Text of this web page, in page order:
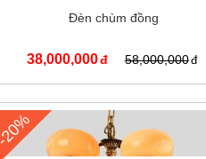
Đèn chùm đồng
38,000,000 58,000,000
-20%